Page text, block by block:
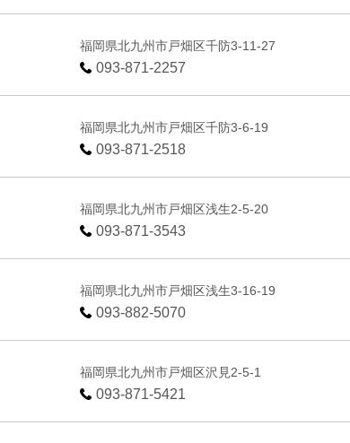
福岡県北九州市戸畑区千防3-11-27
093-871-2257
福岡県北九州市戸畑区千防3-6-19
093-871-2518
福岡県北九州市戸畑区浅生2-5-20
093-871-3543
福岡県北九州市戸畑区浅生3-16-19
093-882-5070
福岡県北九州市戸畑区沢見2-5-1
093-871-5421